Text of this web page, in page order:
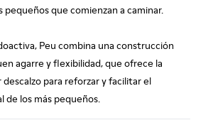
pequeños que comienzan a caminar.
Peu combina una construcción
agarre y flexibilidad, que ofrece la
descalzo para reforzar y facilitar el
los más pequeños.